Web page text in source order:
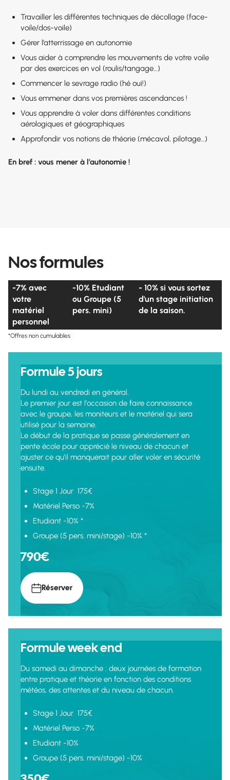
Travailler les différentes techniques de décollage (face-
voile/dos-voile)
Gérer l’atterrissage en autonomie
Vous aider à comprendre les mouvements de votre voile
par des exercices en vol (roulis/tangage…)
Commencer le sevrage radio (hé oui!)
Vous emmener dans vos premières ascendances !
Vous apprendre à voler dans différentes conditions
aérologiques et géographiques
Approfondir vos notions de théorie (mécavol, pilotage…)
En bref : vous mener à l’autonomie !
Nos formules
-7% avec
votre
matériel
personnel
-10% Etudiant
ou Groupe (5
pers. mini)
- 10% si vous sortez
d'un stage initiation
de la saison.
*Offres non cumulables
Formule 5 jours
Du lundi au vendredi en général.
Le premier jour est l'occasion de faire connaissance
avec le groupe, les moniteurs et le matériel qui sera
utilisé pour la semaine.
Le début de la pratique se passe généralement en
pente école pour apprécié le niveau de chacun et
ajuster ce qu'il manquerait pour aller voler en sécurité
ensuite.
Stage 1 Jour 175€
Matériel Perso -7%
Etudiant -10% *
Groupe (5 pers. mini/stage) -10% *
790€
Réserver
Formule week end
Du samedi au dimanche : deux journées de formation
entre pratique et théorie en fonction des conditions
météos, des attentes et du niveau de chacun.
Stage 1 Jour 175€
Matériel Perso -7%
Etudiant -10%
Groupe (5 pers. mini/stage) -10%